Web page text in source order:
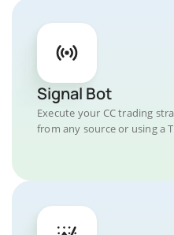
Signal Bot
Execute your CC trading
from any source or using a